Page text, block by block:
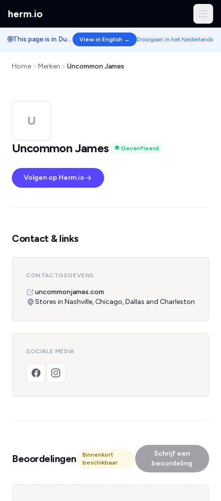
herm.io
🌐 This page is in Dutch. View in English → Doorgaan in het Nederlands
Home Merken Uncommon James
U
Uncommon James
Geverifieerd
Volgen op Herm.io
Contact & links
CONTACTGEGEVENS
uncommonjames.com
Stores in Nashville, Chicago, Dallas and Charleston
SOCIALE MEDIA
Beoordelingen
Binnenkort
beschikbaar
Schrijf een
beoordeling